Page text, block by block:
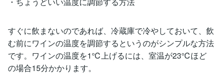
すぐに飲まないのであれば、冷蔵庫で冷やしておいて、飲
む前にワインの温度を調節するというのがシンプルな方法
です。ワインの温度を1℃上げるには、室温が23℃ほど
の場合15分かかります。